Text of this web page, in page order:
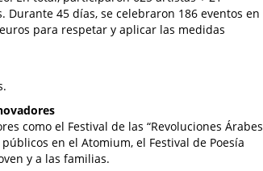
Durante 45 días, se celebraron 186 eventos en
para respetar y aplicar las medidas
como el Festival de las “Revoluciones Árabes
en el Atomium, el Festival de Poesía
y a las familias.